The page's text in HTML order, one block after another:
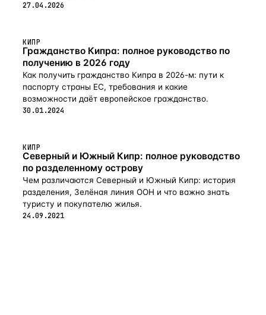
27.04.2026
КИПР
Гражданство Кипра: полное руководство по
получению в 2026 году
Как получить гражданство Кипра в 2026-м: пути к
паспорту страны ЕС, требования и какие
возможности даёт европейское гражданство.
30.01.2024
КИПР
Северный и Южный Кипр: полное руководство
по разделенному острову
Чем различаются Северный и Южный Кипр: история
разделения, Зелёная линия ООН и что важно знать
туристу и покупателю жилья.
24.09.2021